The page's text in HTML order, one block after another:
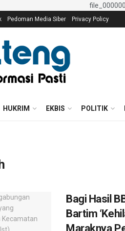
Pedoman Media Siber Privacy Policy
HUKRIM EKBIS POLITIK
Bagi Hasil
Bartim
Maraknya